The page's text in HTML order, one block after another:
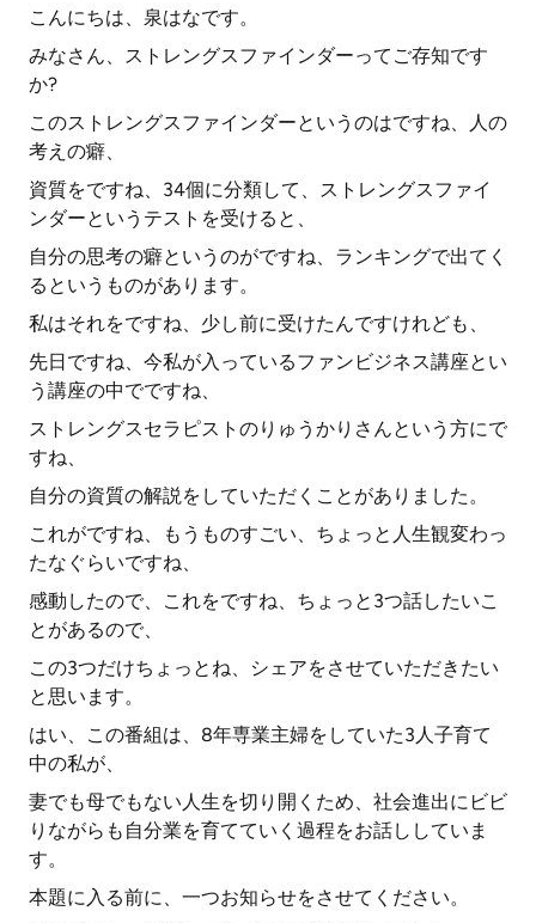
こんにちは、泉はなです。
みなさん、ストレングスファインダーってご存知です
か?
このストレングスファインダーというのはですね、人の
考えの癖、
資質をですね、34個に分類して、ストレングスファイ
ンダーというテストを受けると、
自分の思考の癖というのがですね、ランキングで出てく
るというものがあります。
私はそれをですね、少し前に受けたんですけれども、
先日ですね、今私が入っているファンビジネス講座とい
う講座の中でですね、
ストレングスセラピストのりゅうかりさんという方にで
すね、
自分の資質の解説をしていただくことがありました。
これがですね、もうものすごい、ちょっと人生観変わっ
たなぐらいですね、
感動したので、これをですね、ちょっと3つ話したいこ
とがあるので、
この3つだけちょっとね、シェアをさせていただきたい
と思います。
はい、この番組は、8年専業主婦をしていた3人子育て
中の私が、
妻でも母でもない人生を切り開くため、社会進出にビビ
りながらも自分業を育てていく過程をお話ししていま
す。
本題に入る前に、一つお知らせをさせてください。